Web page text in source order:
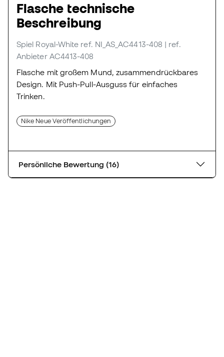
Flasche technische
Beschreibung
Spiel Royal-White ref. NI_AS_AC4413-408 | ref.
Anbieter AC4413-408
Flasche mit großem Mund, zusammendrückbares
Design. Mit Push-Pull-Ausguss für einfaches
Trinken.
Nike Neue Veröffentlichungen
Persönliche Bewertung (16)